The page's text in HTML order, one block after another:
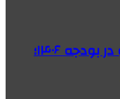
تسویه بدهی‌های صنعت دارو در بودجه ۱۴۰۶؛